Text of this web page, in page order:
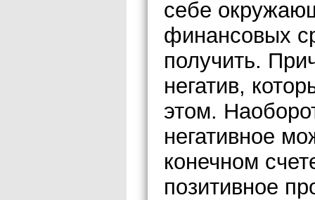
себе
финансовых
получить.
негатив,
этом.
негативное
конечном
позитивное